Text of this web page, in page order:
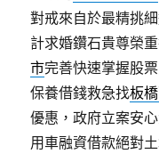
對戒來自於最精挑
計求婚鑽石貴尊榮
市完善快速掌握股
保養借錢救急找板
優惠，政府立案安
用車融資借款絕對